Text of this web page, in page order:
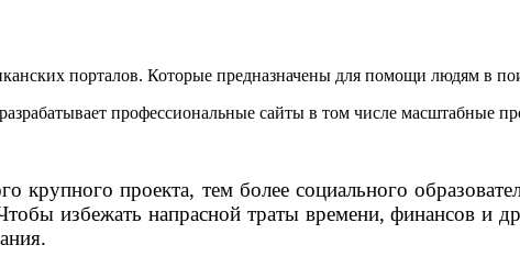
порталов. Которые предназначены для помощи людям в
профессиональные сайты в том числе масштабные
крупного проекта, тем более социального
избежать напрасной траты времени, финансов и